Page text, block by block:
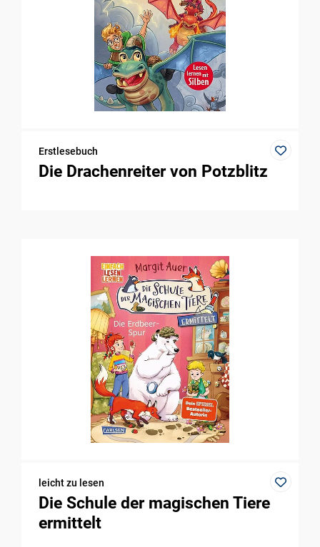
Erstlesebuch
Die Drachenreiter von Potzblitz
leicht zu lesen
Die Schule der magischen Tiere
ermittelt